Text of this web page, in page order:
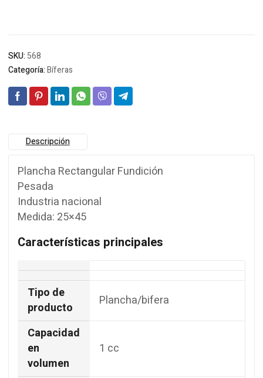
SKU: 568
Categoría:Bíferas
Descripción
Plancha Rectangular Fundición
Pesada
Industria nacional
Medida: 25×45
Características principales
Tipo de
producto
Plancha/bifera
Capacidad
en
volumen
1 cc